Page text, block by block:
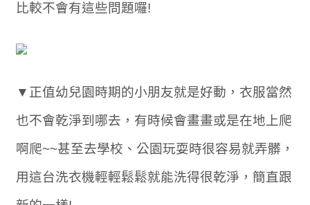
比較不會有這些問題囉!
▼正值幼兒園時期的小朋友就是好動，衣服當然
也不會乾淨到哪去，有時候會畫畫或是在地上爬
啊爬~~甚至去學校、公園玩耍時很容易就弄髒，
用這台洗衣機輕輕鬆鬆就能洗得很乾淨，簡直跟